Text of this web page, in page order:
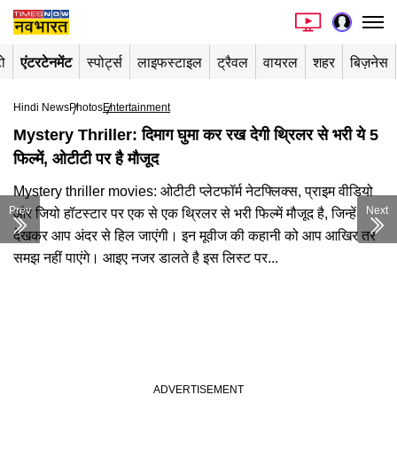
एंटरटेनमेंट स्पोर्ट्स लाइफस्टाइल ट्रैवल वायरल शहर बिज़नेस
Hindi NewsPhotosEntertainment
Mystery Thriller: दिमाग घुमा कर रख देगी थ्रिलर से भरी ये 5
फिल्में, ओटीटी पर है मौजूद
Mystery thriller movies: ओटीटी प्लेटफॉर्म नेटफ्लिक्स, प्राइम वीडियो
और जियो हॉटस्टार पर एक से एक थ्रिलर से भरी फिल्में मौजूद है, जिन्हें
देखकर आप अंदर से हिल जाएंगी। इन मूवीज की कहानी को आप आखिर तर
समझ नहीं पाएंगे। आइए नजर डालते है इस लिस्ट पर...
Prev Next